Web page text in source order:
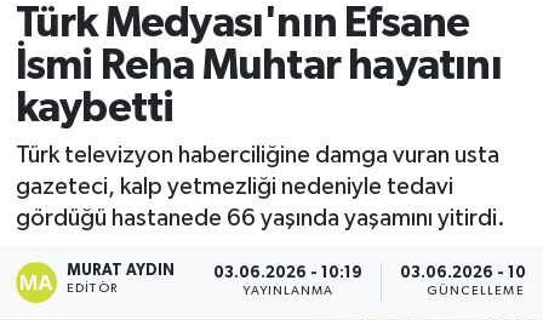
Türk Medyası'nın Efsane
İsmi Reha Muhtar hayatını
kaybetti
Türk televizyon haberciliğine damga vuran usta
gazeteci, kalp yetmezliği nedeniyle tedavi
gördüğü hastanede 66 yaşında yaşamını yitirdi.
MURAT AYDIN
EDITÖR
03.06.2026 - 10:19
YAYINLANMA
03.06.2026 -
GÜNCELLEME